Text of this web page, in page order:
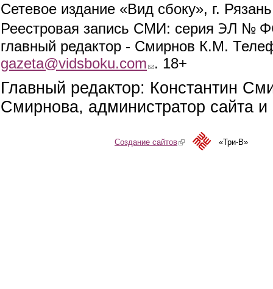
Сетевое издание «Вид сбоку», г.
Реестровая запись СМИ: серия ЭЛ №
главный редактор - Смирнов К.М.
gazeta@vidsboku.com (link sends e-mail)
. 18+
Главный редактор: Константин
Смирнова, администратор сайта
Создание сайтов(link is external)«Три-В»